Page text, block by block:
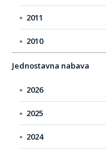
2011
2010
Jednostavna nabava
2026
2025
2024